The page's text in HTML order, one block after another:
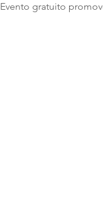
Evento gratuito